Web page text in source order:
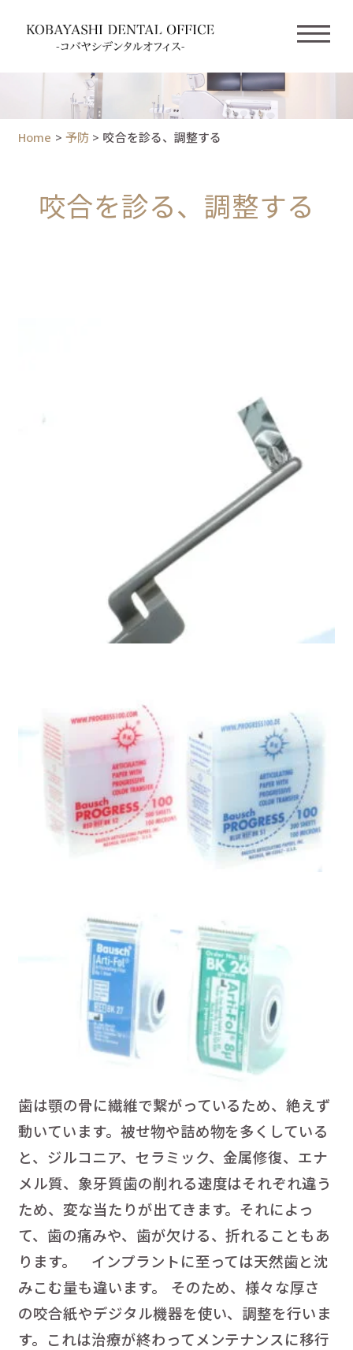
Home > 予防 > 咬合を診る、調整する
咬合を診る、調整する
歯は顎の骨に繊維で繋がっているため、絶えず
動いています。被せ物や詰め物を多くしている
と、ジルコニア、セラミック、金属修復、エナ
メル質、象牙質歯の削れる速度はそれぞれ違う
ため、変な当たりが出てきます。それによっ
て、歯の痛みや、歯が欠ける、折れることもあ
ります。 インプラントに至っては天然歯と沈
みこむ量も違います。 そのため、様々な厚さ
の咬合紙やデジタル機器を使い、調整を行いま
す。これは治療が終わってメンテナンスに移行